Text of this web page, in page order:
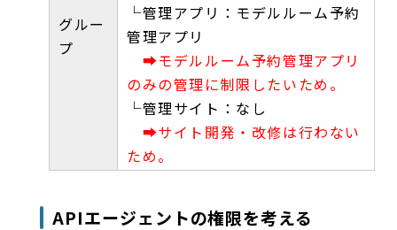
グルー
プ
└管理アプリ：モデルルーム予約
管理アプリ
➡モデルルーム予約管理アプリ
のみの管理に制限したいため。
└管理サイト：なし
➡サイト開発・改修は行わない
ため。
APIエージェントの権限を考える